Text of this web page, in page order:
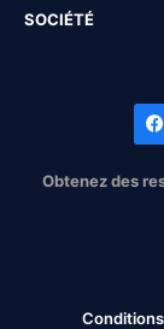
SOCIÉTÉ
Obtenez des